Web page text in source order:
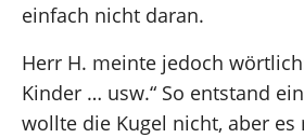
einfach nicht daran.
Herr H. meinte jedoch
Kinder … usw.“ So entstand
wollte die Kugel nicht, aber es